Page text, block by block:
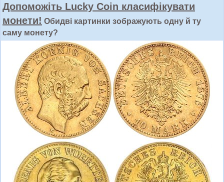
Допоможіть Lucky Coin класифікувати
монети! Обидві картинки зображують одну й ту
саму монету?